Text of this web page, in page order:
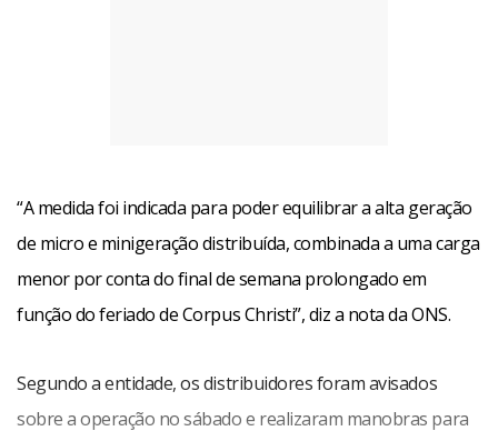
“A medida foi indicada para poder equilibrar a alta geração
de micro e minigeração distribuída, combinada a uma carga
menor por conta do final de semana prolongado em
função do feriado de Corpus Christi”, diz a nota da ONS.
Segundo a entidade, os distribuidores foram avisados
sobre a operação no sábado e realizaram manobras para